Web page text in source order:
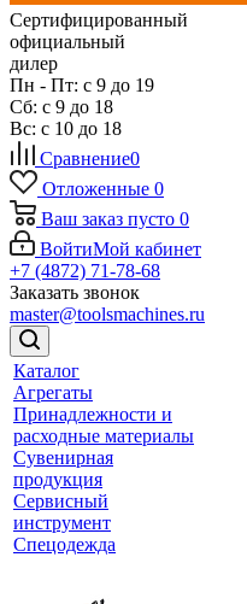
Сертифицированный
официальный
дилер
Пн - Пт: с 9 до 19
Сб: с 9 до 18
Вс: с 10 до 18
Сравнение0
Отложенные 0
Ваш заказ пусто 0
ВойтиМой кабинет
+7 (4872) 71-78-68
Заказать звонок
master@toolsmachines.ru
Каталог
Агрегаты
Принадлежности и
расходные материалы
Сувенирная
продукция
Сервисный
инструмент
Спецодежда